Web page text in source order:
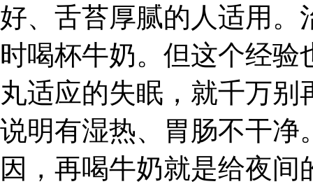
好、舌苔厚腻的人适用。
时喝杯牛奶。但这个经
丸适应的失眠，就千万
说明有湿热、胃肠不干净
因，再喝牛奶就是给夜